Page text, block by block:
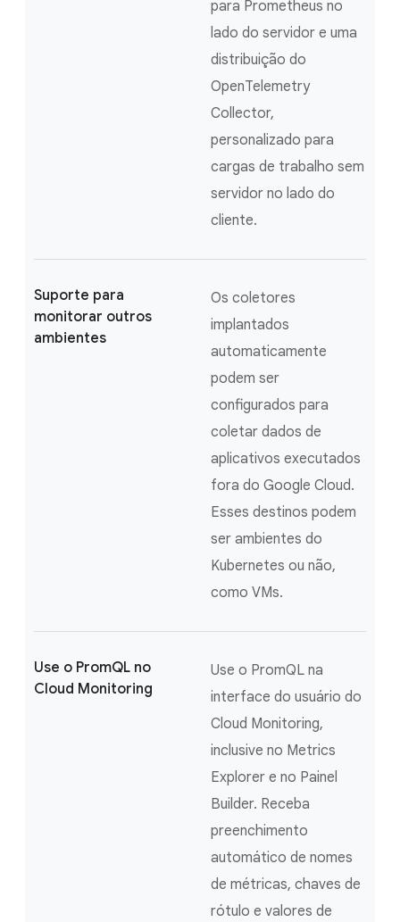
para Prometheus no
lado do servidor e uma
distribuição do
OpenTelemetry
Collector,
personalizado para
cargas de trabalho sem
servidor no lado do
cliente.
Suporte para
monitorar outros
ambientes
Os coletores
implantados
automaticamente
podem ser
configurados para
coletar dados de
aplicativos executados
fora do Google Cloud.
Esses destinos podem
ser ambientes do
Kubernetes ou não,
como VMs.
Use o PromQL no
Cloud Monitoring
Use o PromQL na
interface do usuário do
Cloud Monitoring,
inclusive no Metrics
Explorer e no Painel
Builder. Receba
preenchimento
automático de nomes
de métricas, chaves de
rótulo e valores de